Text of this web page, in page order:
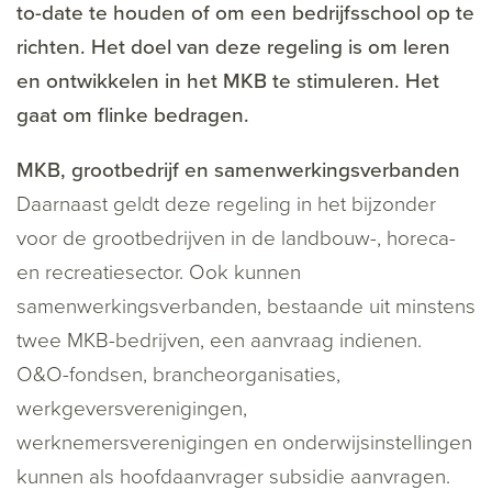
to-date te houden of om een bedrijfsschool op te
richten. Het doel van deze regeling is om leren
en ontwikkelen in het MKB te stimuleren. Het
gaat om flinke bedragen.
MKB, grootbedrijf en samenwerkingsverbanden
Daarnaast geldt deze regeling in het bijzonder
voor de grootbedrijven in de landbouw-, horeca-
en recreatiesector. Ook kunnen
samenwerkingsverbanden, bestaande uit minstens
twee MKB-bedrijven, een aanvraag indienen.
O&O-fondsen, brancheorganisaties,
werkgeversverenigingen,
werknemersverenigingen en onderwijsinstellingen
kunnen als hoofdaanvrager subsidie aanvragen.